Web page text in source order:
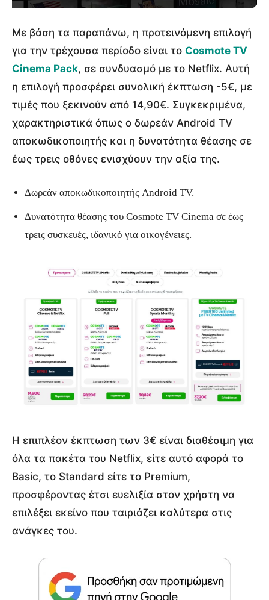
Με βάση τα παραπάνω, η προτεινόμενη επιλογή
για την τρέχουσα περίοδο είναι το Cosmote TV
Cinema Pack, σε συνδυασμό με το Netflix. Αυτή
η επιλογή προσφέρει συνολική έκπτωση -5€, με
τιμές που ξεκινούν από 14,90€. Συγκεκριμένα,
χαρακτηριστικά όπως ο δωρεάν Android TV
αποκωδικοποιητής και η δυνατότητα θέασης σε
έως τρεις οθόνες ενισχύουν την αξία της.
Δωρεάν αποκωδικοποιητής Android TV.
Δυνατότητα θέασης του Cosmote TV Cinema σε έως
τρεις συσκευές, ιδανικό για οικογένειες.
Η επιπλέον έκπτωση των 3€ είναι διαθέσιμη για
όλα τα πακέτα του Netflix, είτε αυτό αφορά το
Basic, το Standard είτε το Premium,
προσφέροντας έτσι ευελιξία στον χρήστη να
επιλέξει εκείνο που ταιριάζει καλύτερα στις
ανάγκες του.